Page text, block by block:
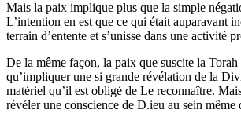
Mais la paix implique plus que la simple
L’intention en est que ce qui était auparavant
terrain d’entente et s’unisse dans une activité
De la même façon, la paix que suscite la Torah
qu’impliquer une si grande révélation de la
matériel qu’il est obligé de Le reconnaître.
révéler une conscience de D.ieu au sein même